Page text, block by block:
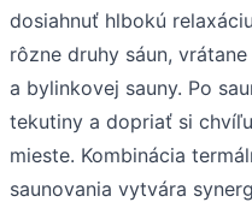
dosiahnuť hlbokú
rôzne druhy sáun,
a bylinkovej sauny. Po
tekutiny a dopriať si
mieste. Kombinácia
saunovania vytvára